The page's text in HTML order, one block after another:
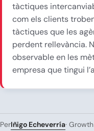
tàctiques
com els clients
tàctiques que les
perdent rellevància.
observable en les
empresa que tingui
PerIñigo Echeverría·